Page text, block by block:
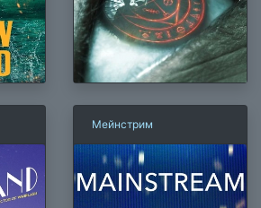
Мейнстрим